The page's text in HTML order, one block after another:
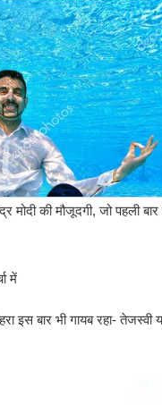
मोदी की मौजूदगी, जो पहली
में
इस बार भी गायब रहा-